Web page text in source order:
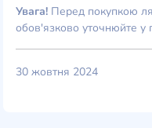
Увага! Перед покупкою
обов'язково уточнюйте у
30 жовтня 2024